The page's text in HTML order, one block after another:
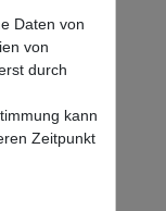
Daten von
von
durch
kann
Zeitpunkt